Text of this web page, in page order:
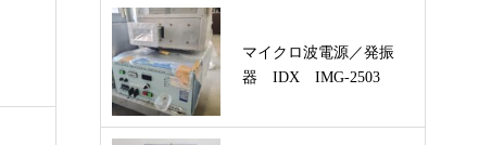
マイクロ波電源／発振
器 IDX IMG-2503